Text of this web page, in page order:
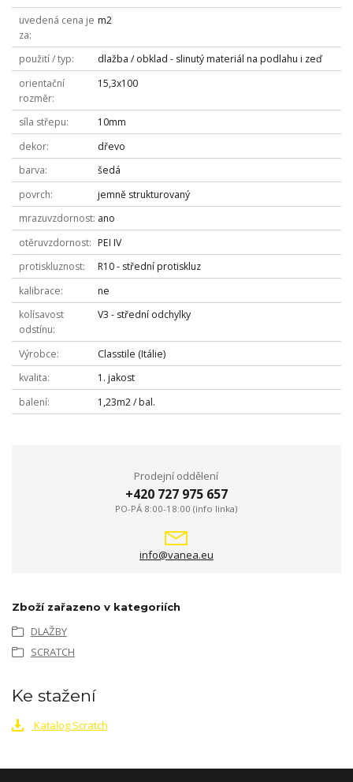
uvedená cena je
za
m2
použití / typ
dlažba / obklad - slinutý materiál na podlahu i zeď
orientační
rozměr
15,3x100
síla střepu
10mm
dekor
dřevo
barva
šedá
povrch
jemně strukturovaný
mrazuvzdornost ano
otěruvzdornost
PEI IV
protiskluznost
R10 - střední protiskluz
kalibrace
ne
kolísavost
odstínu
V3 - střední odchylky
Výrobce
Classtile (Itálie)
kvalita
1. jakost
balení
1,23m2 / bal.
Prodejní oddělení
+420 727 975 657
PO-PÁ 8:00-18:00 (info linka)
info@vanea.eu
Zboží zařazeno v kategoriích
DLAŽBY
SCRATCH
Ke stažení
Katalog Scratch